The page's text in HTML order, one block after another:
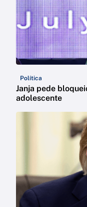
Política
Janja pede
adolescente